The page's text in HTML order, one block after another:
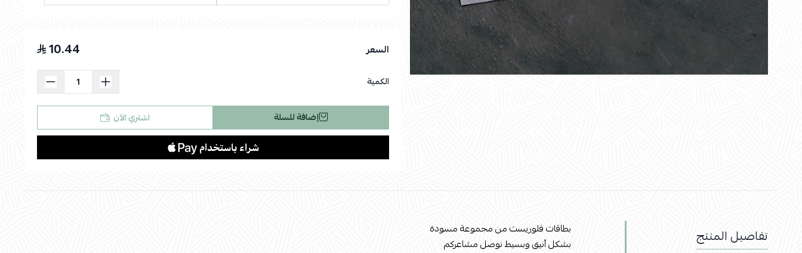
السعر 10.44
الكمية
إضافة للسلة اشتري الآن
تفاصيل المنتج
بطاقات فلوريست من مجموعة مسودة
بشكل أنيق وبسيط نوصل مشاعركم